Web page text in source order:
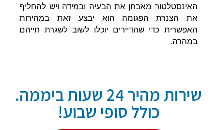
האינסטלטור מאבחן את הבעיה ובמידה ויש להחליף
את הצנרת הפגומה הוא יבצע זאת במהירות
האפשרית כדי שהדיירים יוכלו לשוב לשגרת חייהם
במהרה.
שירות מהיר 24 שעות ביממה.
כולל סופי שבוע!